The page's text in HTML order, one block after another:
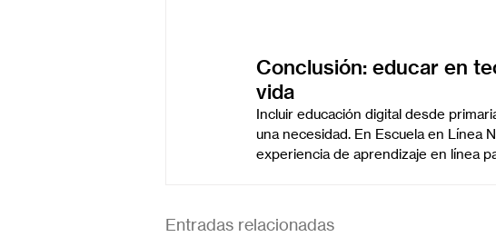
Conclusión: educar en
vida
Incluir educación digital desde
una necesidad. En Escuela en Línea
experiencia de aprendizaje en línea
Entradas relacionadas